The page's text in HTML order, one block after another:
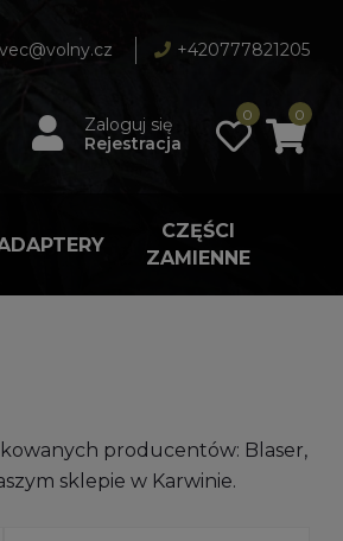
+420777821205
Zaloguj się
Rejestracja
0 0
CZĘŚCI
ZAMIENNE
producentów: Blaser,
sklepie w Karwinie.